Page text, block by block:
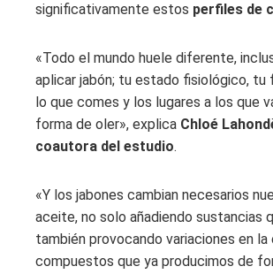
significativamente estos perfiles de
«Todo el mundo huele diferente,
aplicar jabón; tu estado fisiológico, tu
lo que comes y los lugares a los que
forma de oler», explica Chloé
coautora del estudio.
«Y los jabones cambian necesarios
aceite, no solo añadiendo sustancias
también provocando variaciones en la
compuestos que ya producimos de